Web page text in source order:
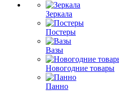
Зеркала
Постеры
Вазы
Новогодние товары
Панно